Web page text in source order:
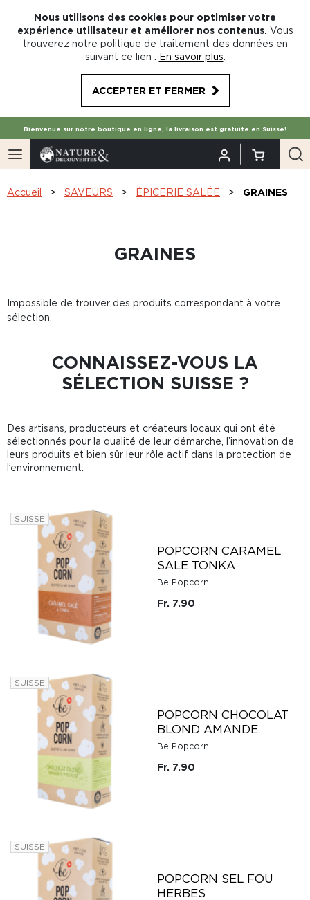
Nous utilisons des cookies pour optimiser votre
expérience utilisateur et améliorer nos contenus. Vous
trouverez notre politique de traitement des données en
suivant ce lien : En savoir plus
ACCEPTER ET FERMER
Bienvenue sur notre boutique en ligne, la livraison est gratuite en Suisse!
Accueil SAVEURS ÉPICERIE SALÉE GRAINES
GRAINES
Impossible de trouver des produits correspondant à votre
sélection.
CONNAISSEZ-VOUS LA
SÉLECTION SUISSE ?
Des artisans, producteurs et créateurs locaux qui ont été
sélectionnés pour la qualité de leur démarche, l’innovation de
leurs produits et bien sûr leur rôle actif dans la protection de
l’environnement.
SUISSE
POPCORN CARAMEL
SALE TONKA
Be Popcorn
Fr. 7.90
SUISSE
POPCORN CHOCOLAT
BLOND AMANDE
Be Popcorn
Fr. 7.90
SUISSE
POPCORN SEL FOU
HERBES